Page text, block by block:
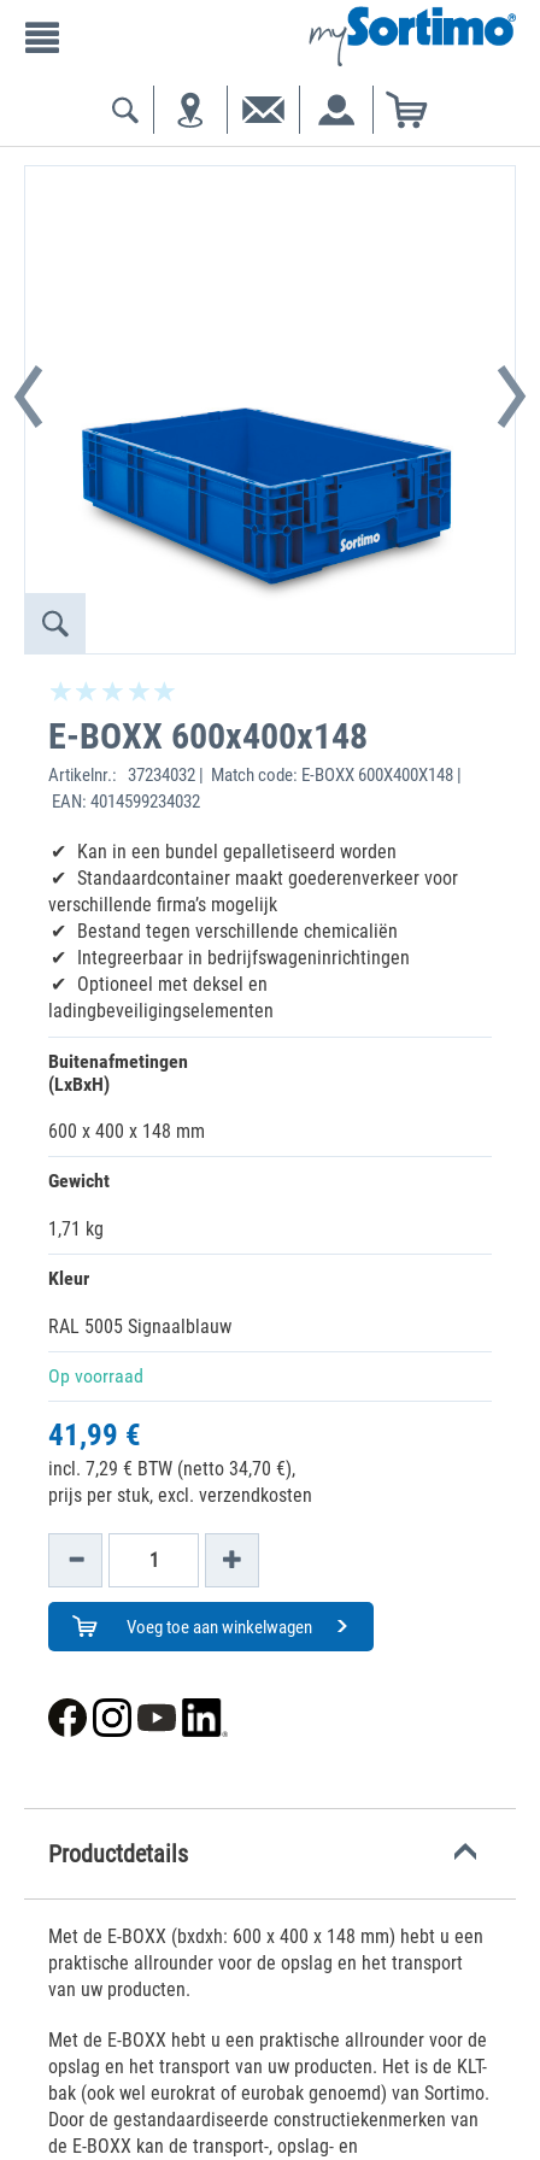
E-BOXX 600x400x148
Artikelnr.: 37234032 | Match code: E-BOXX 600X400X148 |
EAN: 4014599234032
Kan in een bundel gepalletiseerd worden
Standaardcontainer maakt goederenverkeer voor
verschillende firma’s mogelijk
Bestand tegen verschillende chemicaliën
Integreerbaar in bedrijfswageninrichtingen
Optioneel met deksel en
ladingbeveiligingselementen
Buitenafmetingen
(LxBxH)
600 x 400 x 148 mm
Gewicht
1,71 kg
Kleur
RAL 5005 Signaalblauw
Op voorraad
41,99 €
incl. 7,29 € BTW (netto 34,70 €),
prijs per stuk, excl. verzendkosten
Voeg toe aan winkelwagen
Productdetails
Met de E-BOXX (bxdxh: 600 x 400 x 148 mm) hebt u een
praktische allrounder voor de opslag en het transport
van uw producten.
Met de E-BOXX hebt u een praktische allrounder voor de
opslag en het transport van uw producten. Het is de KLT-
bak (ook wel eurokrat of eurobak genoemd) van Sortimo.
Door de gestandaardiseerde constructiekenmerken van
de E-BOXX kan de transport-, opslag- en